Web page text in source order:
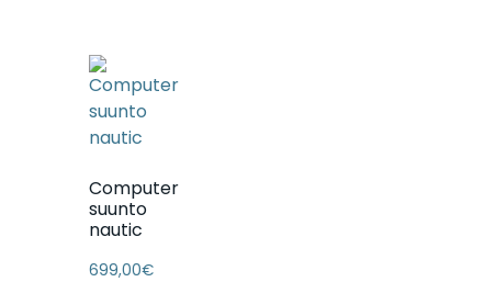
Computer
suunto
nautic
699,00€